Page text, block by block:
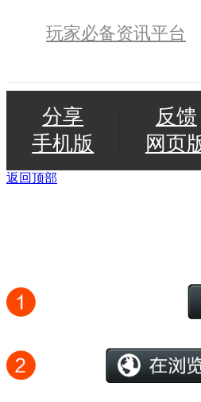
玩家必备资讯平台
分享
手机版
反馈
网页
返回顶部